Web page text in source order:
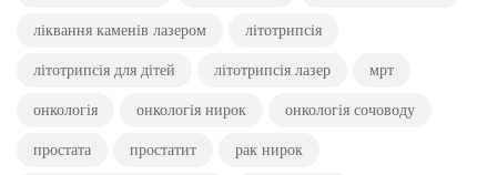
ліквання каменів лазером літотрипсія
літотрипсія для дітей літотрипсія лазер мрт
онкологія онкологія нирок онкологія сочоводу
простата простатит рак нирок